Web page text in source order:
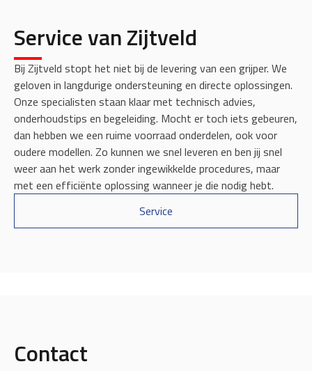
Service van Zijtveld
Bij Zijtveld stopt het niet bij de levering van een grijper. We
geloven in langdurige ondersteuning en directe oplossingen.
Onze specialisten staan klaar met technisch advies,
onderhoudstips en begeleiding. Mocht er toch iets gebeuren,
dan hebben we een ruime voorraad onderdelen, ook voor
oudere modellen. Zo kunnen we snel leveren en ben jij snel
weer aan het werk zonder ingewikkelde procedures, maar
met een efficiënte oplossing wanneer je die nodig hebt.
Service
Contact